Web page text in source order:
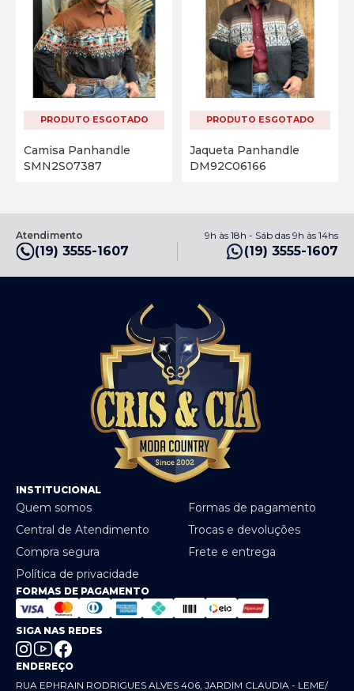
PRODUTO ESGOTADO
Camisa Panhandle
SMN2S07387
PRODUTO ESGOTADO
Jaqueta Panhandle
DM92C06166
Atendimento 9h às 18h - Sáb das 9h às 14hs
(19) 3555-1607 (19) 3555-1607
INSTITUCIONAL
Quem somos
Formas de pagamento
Central de Atendimento
Trocas e devoluções
Compra segura
Frete e entrega
Política de privacidade
FORMAS DE PAGAMENTO
SIGA NAS REDES
ENDEREÇO
RUA EPHRAIN RODRIGUES ALVES 406, JARDIM CLAUDIA - LEME/